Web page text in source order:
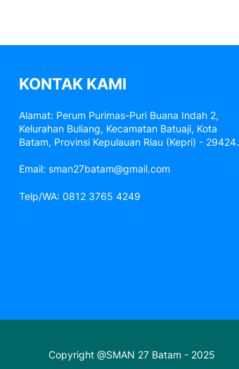
KONTAK KAMI
Alamat: Perum Purimas-Puri Buana Indah 2,
Kelurahan Buliang, Kecamatan Batuaji, Kota
Batam, Provinsi Kepulauan Riau (Kepri) - 29424.
Email: sman27batam@gmail.com
Telp/WA: 0812 3765 4249
Copyright @SMAN 27 Batam - 2025